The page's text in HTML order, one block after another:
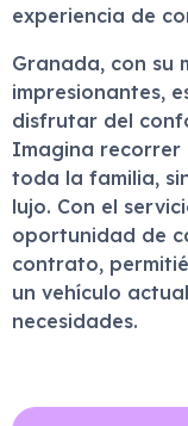
experiencia de
Granada, con su
impresionantes,
disfrutar del
Imagina recorrer
toda la familia,
lujo. Con el
oportunidad de
contrato,
un vehículo
necesidades.